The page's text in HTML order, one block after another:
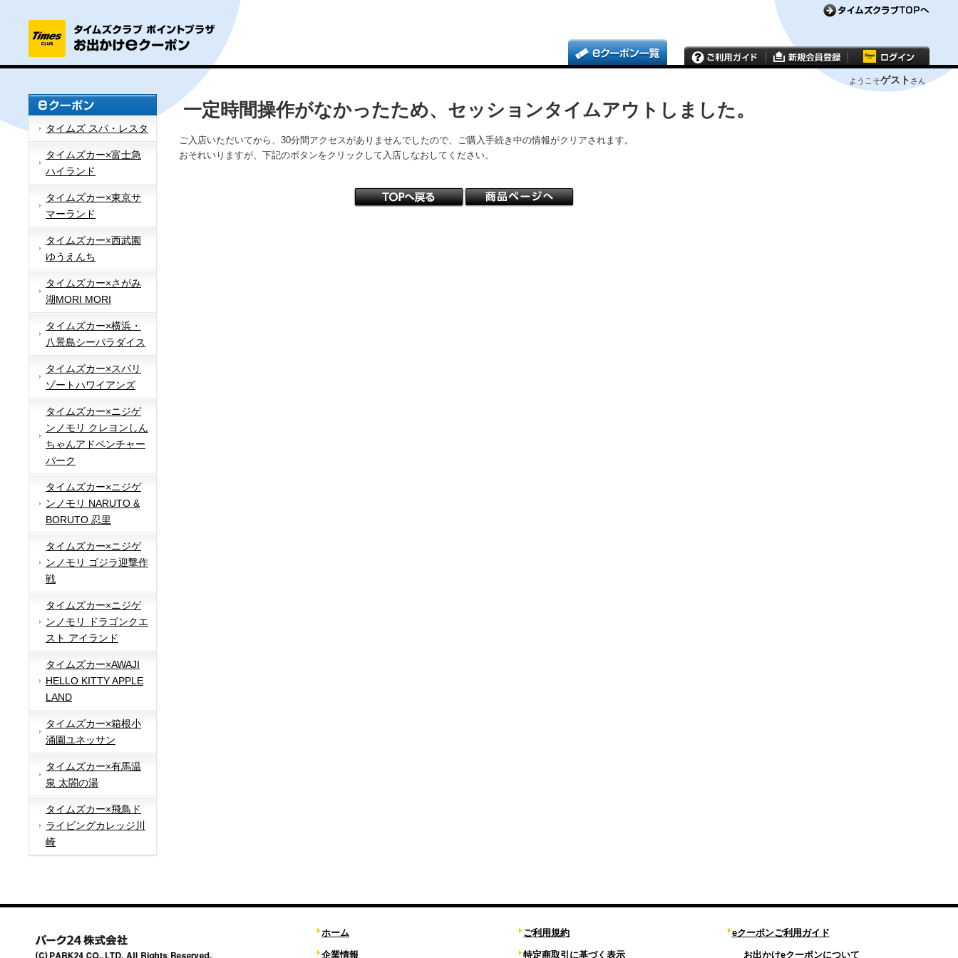
ようこそゲスト さん
タイムズ スパ・レスタ
タイムズカー×富士急
ハイランド
タイムズカー×東京サ
マーランド
タイムズカー×西武園
ゆうえんち
タイムズカー×さがみ
湖MORI MORI
タイムズカー×横浜・
八景島シーパラダイス
タイムズカー×スパリ
ゾートハワイアンズ
タイムズカー×ニジゲ
ンノモリ クレヨンしん
ちゃんアドベンチャー
パーク
タイムズカー×ニジゲ
ンノモリ NARUTO &
BORUTO 忍里
タイムズカー×ニジゲ
ンノモリ ゴジラ迎撃作
戦
タイムズカー×ニジゲ
ンノモリ ドラゴンクエ
スト アイランド
タイムズカー×AWAJI
HELLO KITTY APPLE
LAND
タイムズカー×箱根小
涌園ユネッサン
タイムズカー×有馬温
泉 太閤の湯
タイムズカー×飛鳥ド
ライビングカレッジ川
崎
一定時間操作がなかったため、セッションタイムアウトしました。
ご入店いただいてから、30分間アクセスがありませんでしたので、ご購入手続き中の情報がクリアされます。
おそれいりますが、下記のボタンをクリックして入店しなおしてください。
ホーム
企業情報
ご利用規約
特定商取引に基づく表示
eクーポンご利用ガイド
お出かけeクーポンについて